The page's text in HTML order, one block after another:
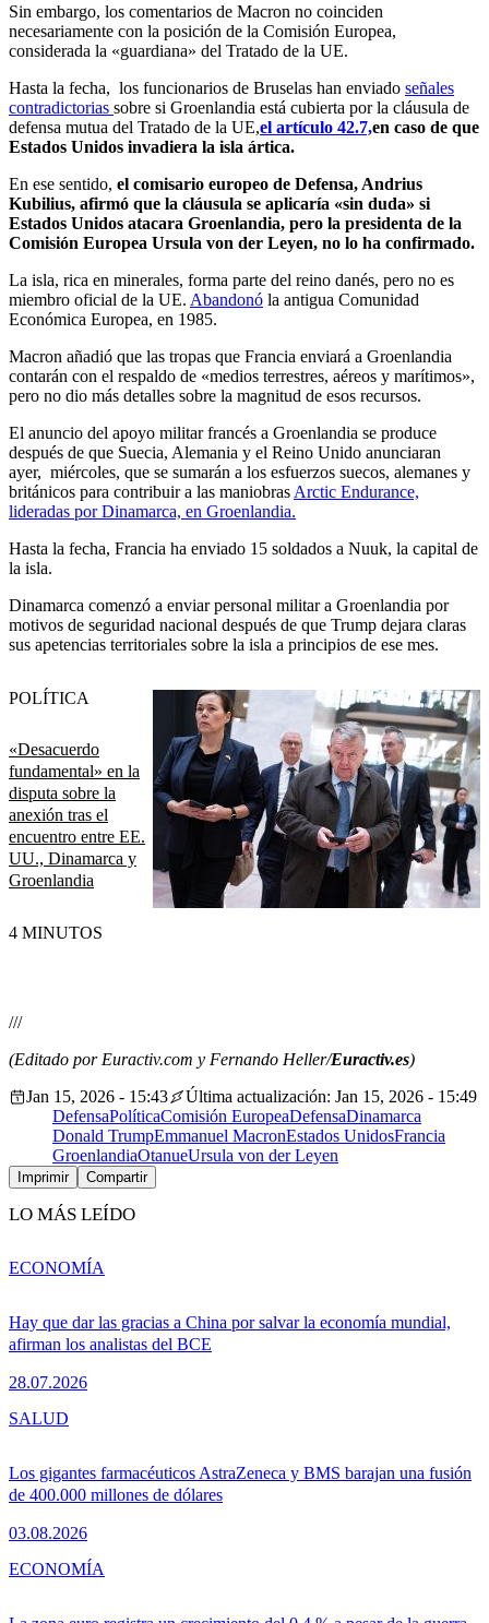
Sin embargo, los comentarios de Macron no coinciden
necesariamente con la posición de la Comisión Europea,
considerada la «guardiana» del Tratado de la UE.
Hasta la fecha, los funcionarios de Bruselas han enviado señales
contradictorias sobre si Groenlandia está cubierta por la cláusula de
defensa mutua del Tratado de la UE,el artículo 42.7,en caso de que
Estados Unidos invadiera la isla ártica.
En ese sentido, el comisario europeo de Defensa, Andrius
Kubilius, afirmó que la cláusula se aplicaría «sin duda» si
Estados Unidos atacara Groenlandia, pero la presidenta de la
Comisión Europea Ursula von der Leyen, no lo ha confirmado.
La isla, rica en minerales, forma parte del reino danés, pero no es
miembro oficial de la UE. Abandonó la antigua Comunidad
Económica Europea, en 1985.
Macron añadió que las tropas que Francia enviará a Groenlandia
contarán con el respaldo de «medios terrestres, aéreos y marítimos»,
pero no dio más detalles sobre la magnitud de esos recursos.
El anuncio del apoyo militar francés a Groenlandia se produce
después de que Suecia, Alemania y el Reino Unido anunciaran
ayer, miércoles, que se sumarán a los esfuerzos suecos, alemanes y
británicos para contribuir a las maniobras Arctic Endurance,
lideradas por Dinamarca, en Groenlandia.
Hasta la fecha, Francia ha enviado 15 soldados a Nuuk, la capital de
la isla.
Dinamarca comenzó a enviar personal militar a Groenlandia por
motivos de seguridad nacional después de que Trump dejara claras
sus apetencias territoriales sobre la isla a principios de ese mes.
«Desacuerdo
fundamental» en la
disputa sobre la
anexión tras el
encuentro entre EE.
UU., Dinamarca y
Groenlandia
POLÍTICA
4 MINUTOS
///
(Editado por Euractiv.com y Fernando Heller/Euractiv.es)
Jan 15, 2026 - 15:43
Última actualización: Jan 15, 2026 - 15:49
DefensaPolíticaComisión EuropeaDefensaDinamarca
Donald TrumpEmmanuel MacronEstados UnidosFrancia
GroenlandiaOtanueUrsula von der Leyen
Imprimir Compartir
LO MÁS LEÍDO
Hay que dar las gracias a China por salvar la economía mundial,
afirman los analistas del BCE
28.07.2026
ECONOMÍA
Los gigantes farmacéuticos AstraZeneca y BMS barajan una fusión
de 400.000 millones de dólares
03.08.2026
SALUD
ECONOMÍA